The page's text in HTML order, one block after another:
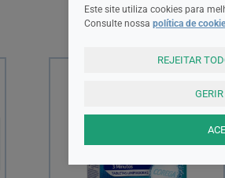
Este site utiliza cookies para
Consulte nossa política de
REJEITAR